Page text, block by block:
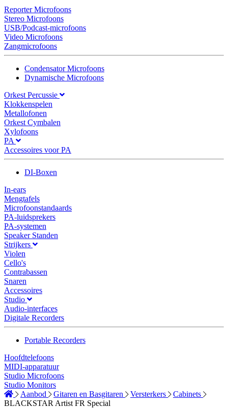
Reporter Microfoons
Stereo Microfoons
USB/Podcast-microfoons
Video Microfoons
Zangmicrofoons
Condensator Microfoons
Dynamische Microfoons
Orkest Percussie
Klokkenspelen
Metallofonen
Orkest Cymbalen
Xylofoons
PA
Accessoires voor PA
DI-Boxen
In-ears
Mengtafels
Microfoonstandaards
PA-luidsprekers
PA-systemen
Speaker Standen
Strijkers
Violen
Cello's
Contrabassen
Snaren
Accessoires
Studio
Audio-interfaces
Digitale Recorders
Portable Recorders
Hoofdtelefoons
MIDI-apparatuur
Studio Microfoons
Studio Monitors
Aanbod
Gitaren en Basgitaren Versterkers
Cabinets
BLACKSTAR Artist FR Special